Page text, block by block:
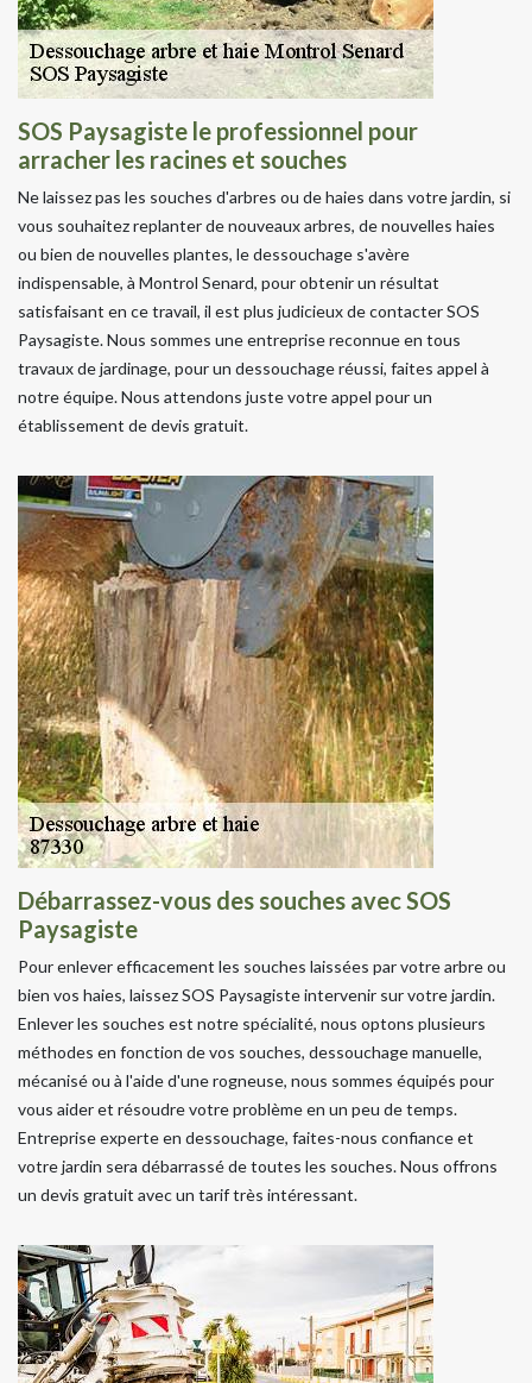
SOS Paysagiste le professionnel pour
arracher les racines et souches
Ne laissez pas les souches d'arbres ou de haies dans votre jardin, si
vous souhaitez replanter de nouveaux arbres, de nouvelles haies
ou bien de nouvelles plantes, le dessouchage s'avère
indispensable, à Montrol Senard, pour obtenir un résultat
satisfaisant en ce travail, il est plus judicieux de contacter SOS
Paysagiste. Nous sommes une entreprise reconnue en tous
travaux de jardinage, pour un dessouchage réussi, faites appel à
notre équipe. Nous attendons juste votre appel pour un
établissement de devis gratuit.
Débarrassez-vous des souches avec SOS
Paysagiste
Pour enlever efficacement les souches laissées par votre arbre ou
bien vos haies, laissez SOS Paysagiste intervenir sur votre jardin.
Enlever les souches est notre spécialité, nous optons plusieurs
méthodes en fonction de vos souches, dessouchage manuelle,
mécanisé ou à l'aide d'une rogneuse, nous sommes équipés pour
vous aider et résoudre votre problème en un peu de temps.
Entreprise experte en dessouchage, faites-nous confiance et
votre jardin sera débarrassé de toutes les souches. Nous offrons
un devis gratuit avec un tarif très intéressant.